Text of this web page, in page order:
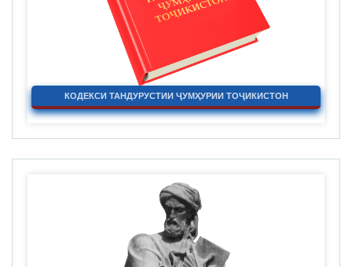
КОДЕКСИ ТАНДУРУСТИИ ҶУМҲУРИИ ТОҶИКИСТОН